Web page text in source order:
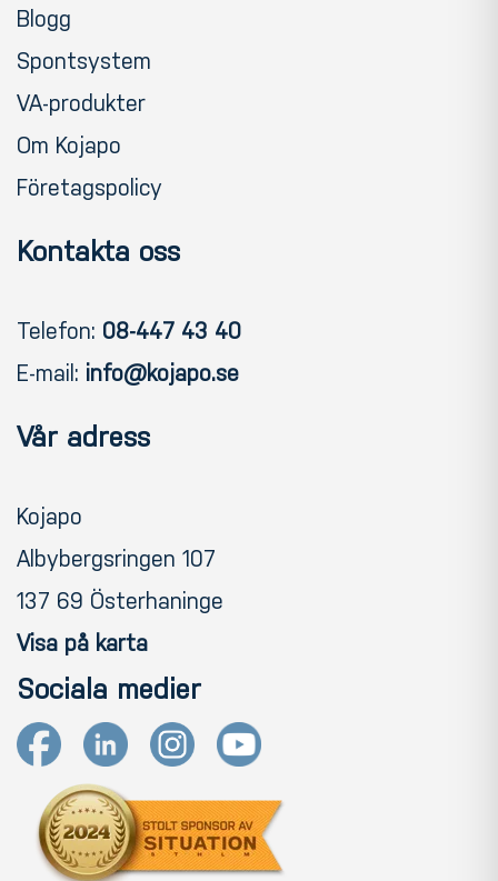
Blogg
Spontsystem
VA-produkter
Om Kojapo
Företagspolicy
Kontakta oss
Telefon: 08-447 43 40
E-mail: info@kojapo.se
Vår adress
Kojapo
Albybergsringen 107
137 69 Österhaninge
Visa på karta
Sociala medier